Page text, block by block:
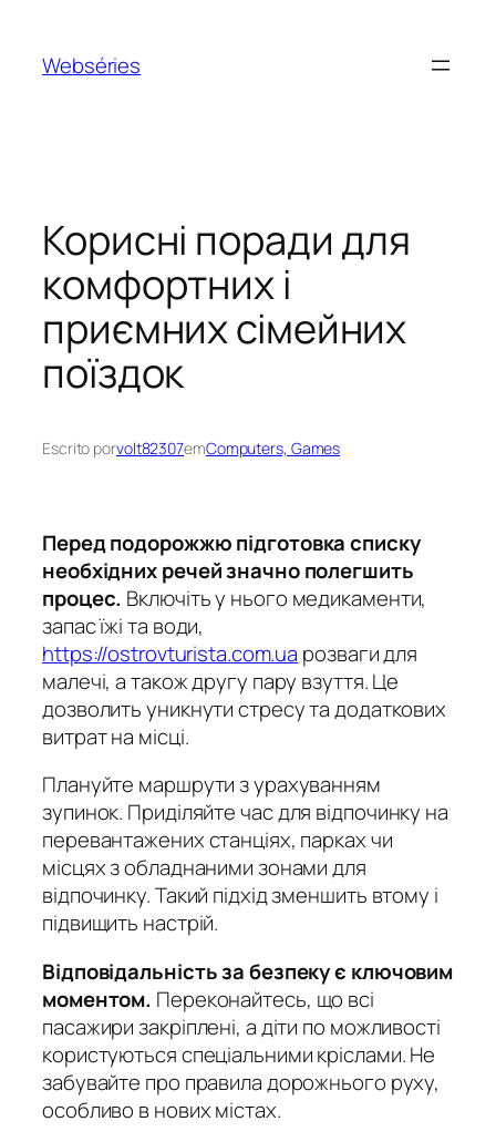
Webséries
Корисні поради для
комфортних і
приємних сімейних
поїздок
Escrito porvolt82307emComputers, Games
Перед подорожжю підготовка списку
необхідних речей значно полегшить
процес. Включіть у нього медикаменти,
запас їжі та води,
https://ostrovturista.com.ua розваги для
малечі, а також другу пару взуття. Це
дозволить уникнути стресу та додаткових
витрат на місці.
Плануйте маршрути з урахуванням
зупинок. Приділяйте час для відпочинку на
перевантажених станціях, парках чи
місцях з обладнаними зонами для
відпочинку. Такий підхід зменшить втому і
підвищить настрій.
Відповідальність за безпеку є ключовим
моментом. Переконайтесь, що всі
пасажири закріплені, а діти по можливості
користуються спеціальними кріслами. Не
забувайте про правила дорожнього руху,
особливо в нових містах.